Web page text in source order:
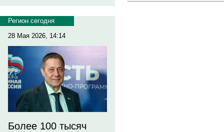
Регион сегодня
28 Мая 2026, 14:14
Более 100 тысяч